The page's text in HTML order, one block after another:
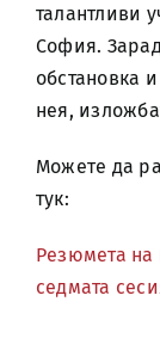
талантливи
София.
обстановка
нея,
Можете да
тук:
Резюмета на
седмата